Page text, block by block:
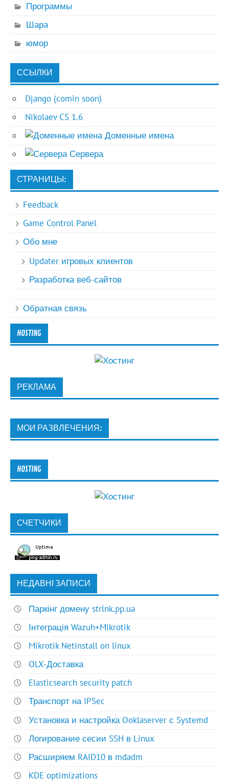
Программы
Шара
юмор
ССЫЛКИ
Django (comin soon)
Nikolaev CS 1.6
Доменные имена
Сервера
СТРАНИЦЫ:
Feedback
Game Control Panel
Обо мне
Updater игровых клиентов
Разработка веб-сайтов
Обратная связь
HOSTING
РЕКЛАМА
МОИ РАЗВЛЕЧЕНИЯ:
HOSTING
СЧЕТЧИКИ
НЕДАВНІ ЗАПИСИ
Паркінг домену strlnk.pp.ua
Інтеграція Wazuh+Mikrotik
Mikrotik Netinstall on linux
OLX-Доставка
Elasticsearch security patch
Транспорт на IPSec
Установка и настройка Ooklaserver с Systemd
Логирование сесии SSH в Linux
Расширяем RAID10 в mdadm
KDE optimizations